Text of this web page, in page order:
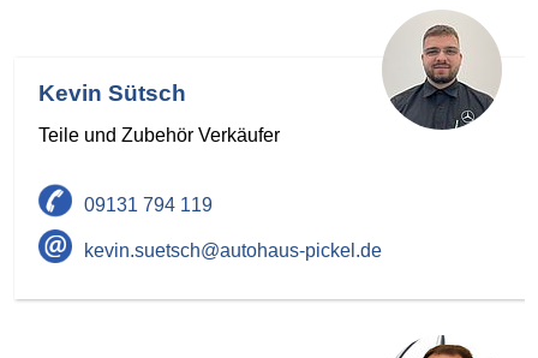
Kevin Sütsch
Teile und Zubehör Verkäufer
09131 794 119
kevin.suetsch@autohaus-pickel.de